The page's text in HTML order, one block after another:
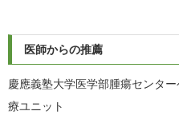
医師からの推薦
慶應義塾大学医学部腫瘍センタ
療ユニット